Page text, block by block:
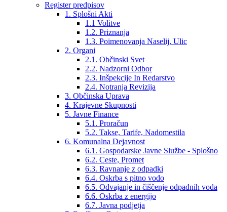
Register predpisov
1. Splošni Akti
1.1 Volitve
1.2. Priznanja
1.3. Poimenovanja Naselij, Ulic
2. Organi
2.1. Občinski Svet
2.2. Nadzorni Odbor
2.3. Inšpekcije In Redarstvo
2.4. Notranja Revizija
3. Občinska Uprava
4. Krajevne Skupnosti
5. Javne Finance
5.1. Proračun
5.2. Takse, Tarife, Nadomestila
6. Komunalna Dejavnost
6.1. Gospodarske Javne Službe - Splošno
6.2. Ceste, Promet
6.3. Ravnanje z odpadki
6.4. Oskrba s pitno vodo
6.5. Odvajanje in čiščenje odpadnih voda
6.6. Oskrba z energijo
6.7. Javna podjetja